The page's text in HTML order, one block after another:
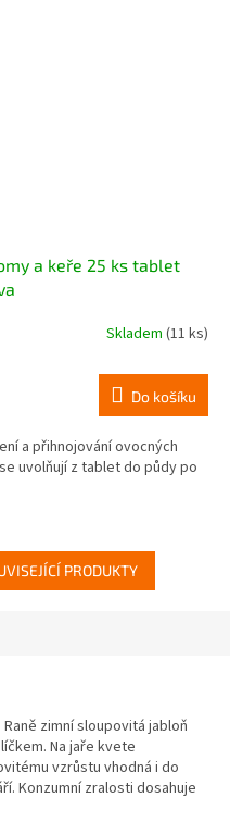
a keře 25 ks tablet
Skladem (11 ks)
Do košíku
a přihnojování ovocných
uvolňují z tablet do půdy po
PRODUKTY
zimní sloupovitá jabloň
Na jaře kvete
vzrůstu vhodná i do
Konzumní zralosti dosahuje